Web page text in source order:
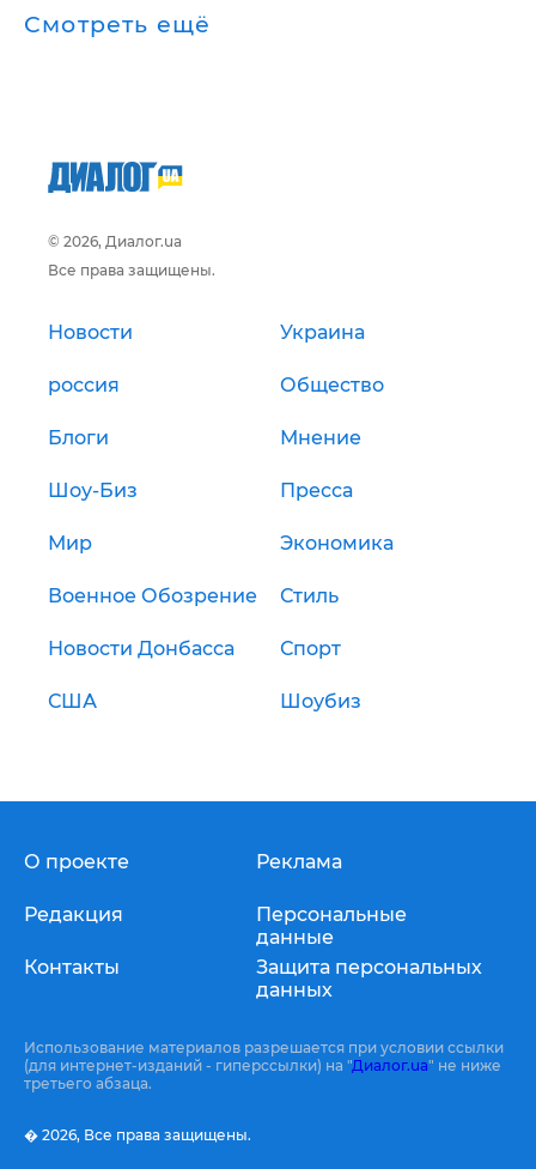
Смотреть ещё
© 2026, Диалог.ua
Все права защищены.
Новости Украина
россия Общество
Блоги Мнение
Шоу-Биз Пресса
Мир Экономика
Военное Обозрение Стиль
Новости Донбасса Спорт
США Шоубиз
О проекте
Редакция
Контакты
Реклама
Персональные
данные
Защита персональных
данных
Использование материалов разрешается при условии ссылки
(для интернет-изданий - гиперссылки) на "Диалог.ua" не ниже
третьего абзаца.
� 2026, Все права защищены.